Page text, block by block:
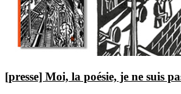
[presse] Moi, la poésie, je ne suis